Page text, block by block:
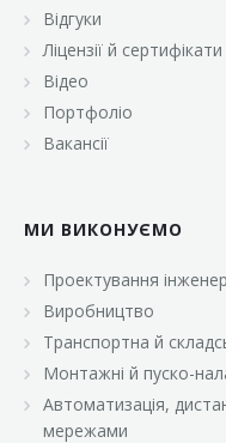
«ВК
«Класс»
«Марс»
Відгуки
Ліцензії й сертифікати
Відео
Портфоліо
Вакансії
МИ ВИКОНУЄМО
Проектування
Виробництво
Транспортна й
Монтажні й пуско-
Автоматизація,
мережами